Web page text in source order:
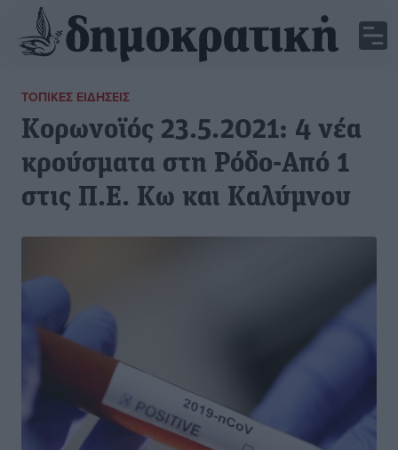
ΤΟΠΙΚΈΣ ΕΙΔΉΣΕΙΣ
Κορωνοϊός 23.5.2021: 4 νέα
κρούσματα στη Ρόδο-Από 1
στις Π.Ε. Κω και Καλύμνου